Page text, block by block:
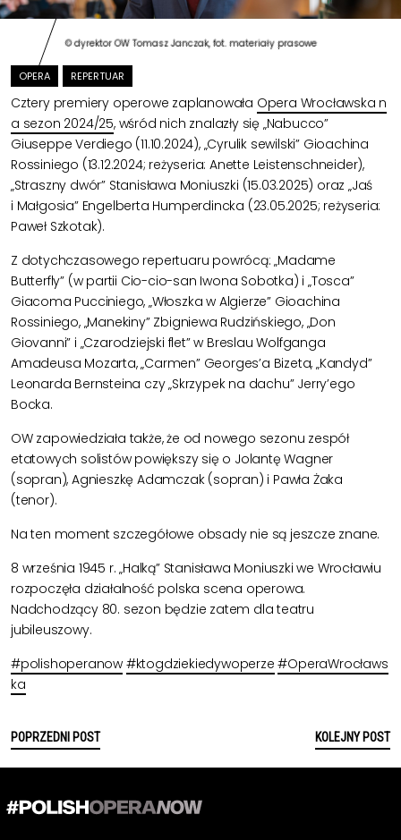
© dyrektor OW Tomasz Janczak, fot. materiały prasowe
OPERA REPERTUAR
Cztery premiery operowe zaplanowała Opera Wrocławska n
a sezon 2024/25, wśród nich znalazły się „Nabucco”
Giuseppe Verdiego (11.10.2024), „Cyrulik sewilski” Gioachina
Rossiniego (13.12.2024; reżyseria: Anette Leistenschneider),
„Straszny dwór” Stanisława Moniuszki (15.03.2025) oraz „Jaś
i Małgosia” Engelberta Humperdincka (23.05.2025; reżyseria:
Paweł Szkotak).
Z dotychczasowego repertuaru powrócą: „Madame
Butterfly” (w partii Cio-cio-san Iwona Sobotka) i „Tosca”
Giacoma Pucciniego, „Włoszka w Algierze” Gioachina
Rossiniego, „Manekiny” Zbigniewa Rudzińskiego, „Don
Giovanni” i „Czarodziejski flet” w Breslau Wolfganga
Amadeusa Mozarta, „Carmen” Georges’a Bizeta, „Kandyd”
Leonarda Bernsteina czy „Skrzypek na dachu” Jerry’ego
Bocka.
OW zapowiedziała także, że od nowego sezonu zespół
etatowych solistów powiększy się o Jolantę Wagner
(sopran), Agnieszkę Adamczak (sopran) i Pawła Żaka
(tenor).
Na ten moment szczegółowe obsady nie są jeszcze znane.
8 września 1945 r. „Halką” Stanisława Moniuszki we Wrocławiu
rozpoczęła działalność polska scena operowa.
Nadchodzący 80. sezon będzie zatem dla teatru
jubileuszowy.
#polishoperanow #ktogdziekiedywoperze #OperaWrocławs
ka
POPRZEDNI POST KOLEJNY POST